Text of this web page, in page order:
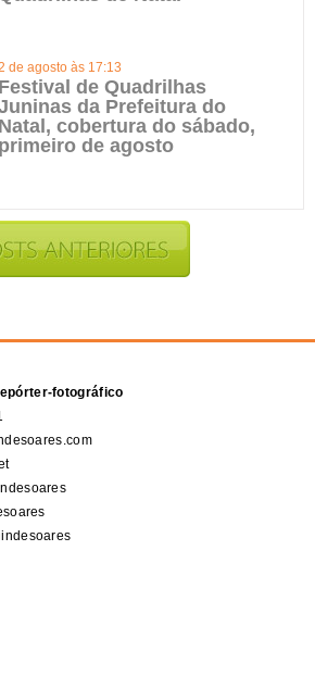
de agosto às 17:13
Festival de Quadrilhas
da Prefeitura do
Natal, cobertura do sábado,
primeiro de agosto
fotográfico